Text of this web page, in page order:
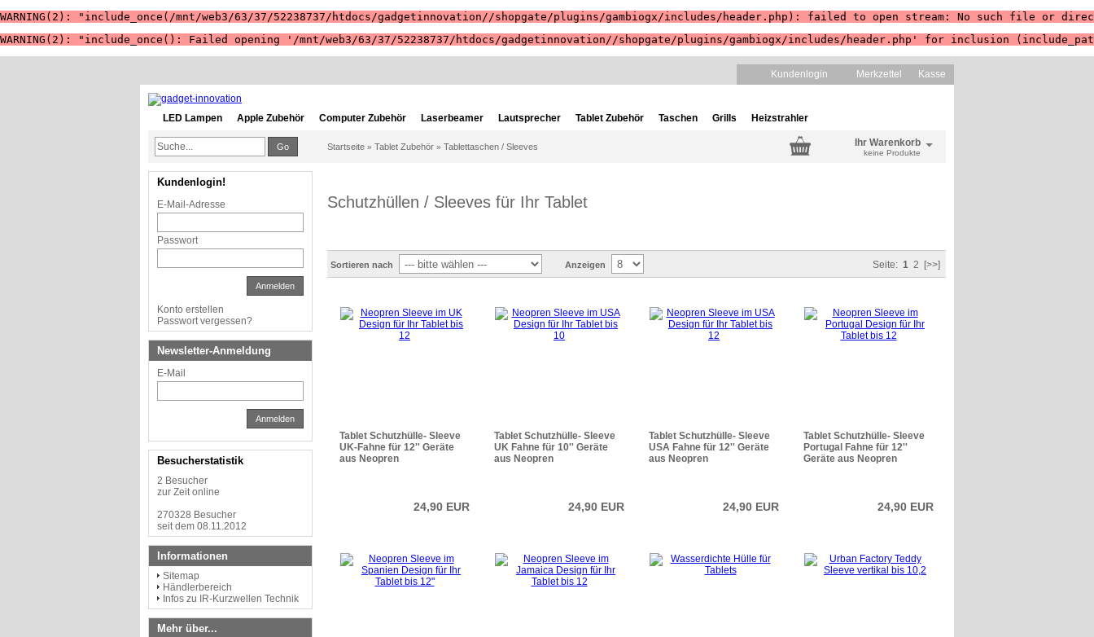
WARNING(2): "include_once(/mnt/web3/63/37/52238737/htdocs/gadgetinnovation//shopgate/plugins/gambiogx/includes/header.php): failed to open stream: No such file or
WARNING(2): "include_once(): Failed opening '/mnt/web3/63/37/52238737/htdocs/gadgetinnovation//shopgate/plugins/gambiogx/includes/header.php' for inclusion
Kundenlogin Merkzettel Kasse
LED Lampen Apple Zubehör Computer Zubehör Laserbeamer Lautsprecher Tablet Zubehör Taschen Grills Heizstrahler
Go Startseite » Tablet Zubehör » Tablettaschen / Sleeves Ihr Warenkorb
keine Produkte
Schutzhüllen / Sleeves für Ihr Tablet
Sortieren nach Anzeigen Seite: 1 2 [>>]
Tablet Schutzhülle- Sleeve
UK-Fahne für 12'' Geräte
aus Neopren
24,90 EUR
Tablet Schutzhülle- Sleeve
UK Fahne für 10'' Geräte
aus Neopren
24,90 EUR
Tablet Schutzhülle- Sleeve
USA Fahne für 12'' Geräte
aus Neopren
24,90 EUR
Tablet Schutzhülle- Sleeve
Portugal Fahne für 12''
Geräte aus Neopren
24,90 EUR
Kundenlogin!
E-Mail-Adresse
Passwort
Anmelden
Konto erstellen
Passwort vergessen?
Newsletter-Anmeldung
E-Mail
Anmelden
Besucherstatistik
2 Besucher
zur Zeit online
270328 Besucher
seit dem 08.11.2012
Informationen
Sitemap
Händlerbereich
Infos zu IR-Kurzwellen Technik
Mehr über...